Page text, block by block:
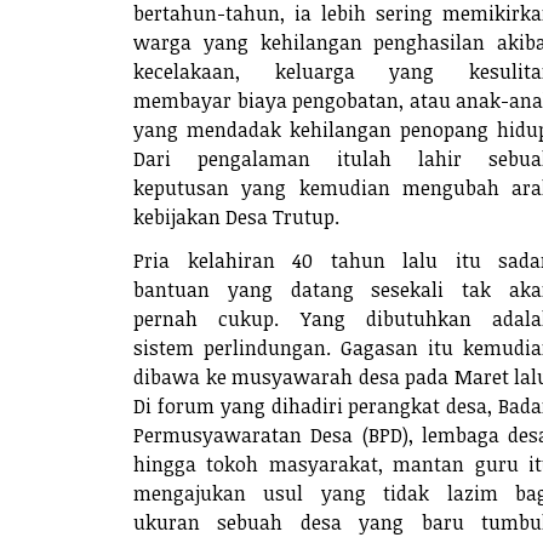
bertahun-tahun, ia lebih sering
warga yang kehilangan penghasilan
kecelakaan, keluarga yang
membayar biaya pengobatan, atau anak-
yang mendadak kehilangan penopang
Dari pengalaman itulah lahir
keputusan yang kemudian mengubah
kebijakan Desa Trutup.
Pria kelahiran 40 tahun lalu itu
bantuan yang datang sesekali tak
pernah cukup. Yang dibutuhkan
sistem perlindungan. Gagasan itu
dibawa ke musyawarah desa pada Maret
Di forum yang dihadiri perangkat desa,
Permusyawaratan Desa (BPD), lembaga
hingga tokoh masyarakat, mantan guru
mengajukan usul yang tidak lazim
ukuran sebuah desa yang baru